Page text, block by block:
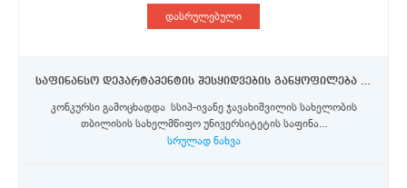
დასრულებული
საფინანსო დეპარტამენტის შესყიდვების განყოფილება - სტაჟიორები
კონკურსი გამოცხადდა სსიპ-ივანე ჯავახიშვილის სახელობის
თბილისის სახელმწიფო უნივერსიტეტის საფინა...
სრულად ნახვა